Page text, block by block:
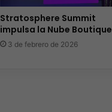
Stratosphere Summit
impulsa la Nube Boutique
3 de febrero de 2026